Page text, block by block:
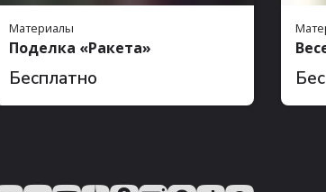
Материалы
Поделка «Ракета»
Бесплатно